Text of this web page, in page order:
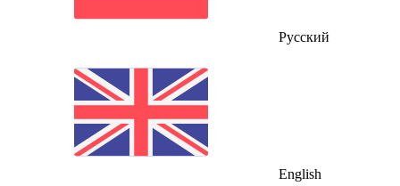
Русский
English